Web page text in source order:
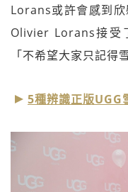
Lorans或許會感到欣
Olivier Lorans接受
「不希望大家只記得
5種辨識正版UGG